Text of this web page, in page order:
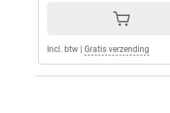
Incl. btw Gratis verzending